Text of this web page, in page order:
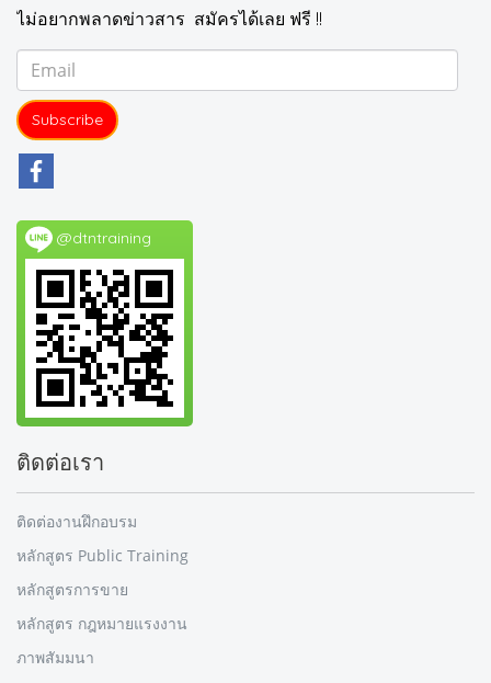
ไม่อยากพลาดข่าวสาร สมัครได้เลย ฟรี !!
Subscribe
@dtntraining
ติดต่อเรา
ติดต่องานฝึกอบรม
หลักสูตร Public Training
หลักสูตรการขาย
หลักสูตร กฎหมายแรงงาน
ภาพสัมมนา